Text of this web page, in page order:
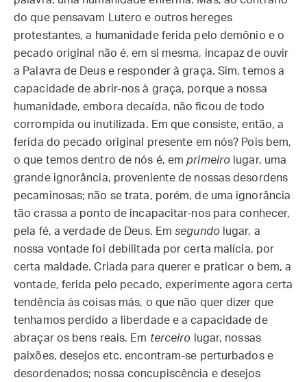
do que pensavam Lutero e outros hereges
protestantes, a humanidade ferida pelo demônio e o
pecado original não é, em si mesma, incapaz de ouvir
a Palavra de Deus e responder à graça. Sim, temos a
capacidade de abrir-nos à graça, porque a nossa
humanidade, embora decaída, não ficou de todo
corrompida ou inutilizada. Em que consiste, então, a
ferida do pecado original presente em nós? Pois bem,
o que temos dentro de nós é, emprimeiro lugar, uma
grande ignorância, proveniente de nossas desordens
pecaminosas; não se trata, porém, de uma ignorância
tão crassa a ponto de incapacitar-nos para conhecer,
pela fé, a verdade de Deus. Emsegundo lugar, a
nossa vontade foi debilitada por certa malícia, por
certa maldade. Criada para querer e praticar o bem, a
vontade, ferida pelo pecado, experimente agora certa
tendência às coisas más, o que não quer dizer que
tenhamos perdido a liberdade e a capacidade de
abraçar os bens reais. Em terceiro lugar, nossas
paixões, desejos etc. encontram-se perturbados e
desordenados; nossa concupiscência e desejos